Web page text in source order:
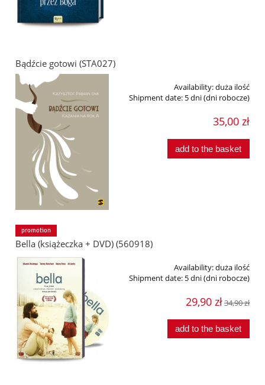
Bądźcie gotowi (STA027)
Availability:duża ilość
Shipment date: 5 dni (dni robocze)
35,00 zł
add to the basket
Bella (książeczka + DVD) (560918)
Availability:duża ilość
Shipment date: 5 dni (dni robocze)
29,90 zł34,90 zł
add to the basket
promotion